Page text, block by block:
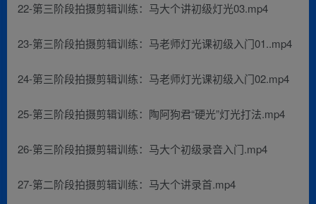
22-第三阶段拍摄剪辑训练：马大个讲初级灯光03.mp4
23-第三阶段拍摄剪辑训练：马老师灯光课初级入门01..mp4
24-第三阶段拍摄剪辑训练：马老师灯光课初级入门02.mp4
25-第三阶段拍摄剪辑训练：陶阿狗君“硬光”灯光打法.mp4
26-第三阶段拍摄剪辑训练：马大个初级录音入门.mp4
27-第二阶段拍摄剪辑训练：马大个讲录首.mp4